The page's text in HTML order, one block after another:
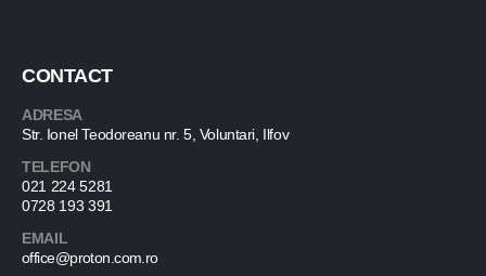
CONTACT
ADRESA
Str. Ionel Teodoreanu nr. 5, Voluntari, Ilfov
TELEFON
021 224 5281
0728 193 391
EMAIL
office@proton.com.ro